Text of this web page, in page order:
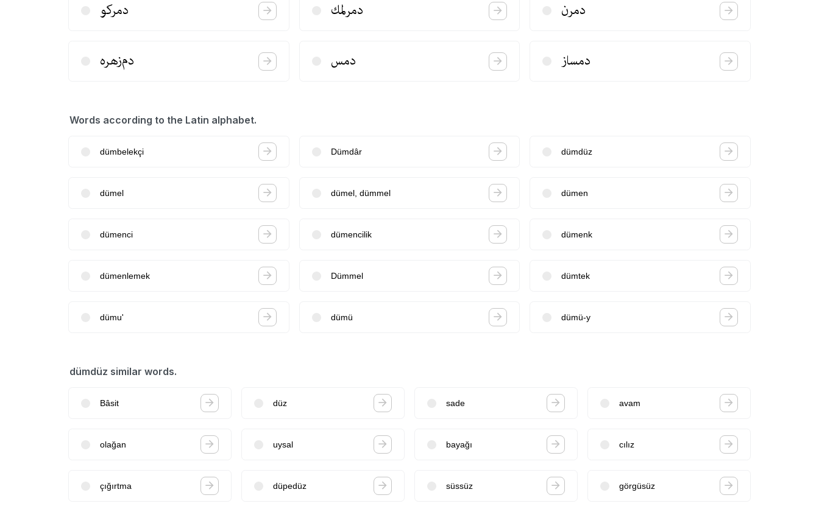
دمركو دمرلمك دمرن
دم‌زهره دمس دمساز
Words according to the Latin alphabet.
dümbelekçi Dümdâr dümdüz
dümel dümel, dümmel dümen
dümenci dümencilik dümenk
dümenlemek Dümmel dümtek
dümu' dümü dümü-y
dümdüz similar words.
Bâsit düz sade avam
olağan uysal bayağı cılız
çığırtma düpedüz süssüz görgüsüz